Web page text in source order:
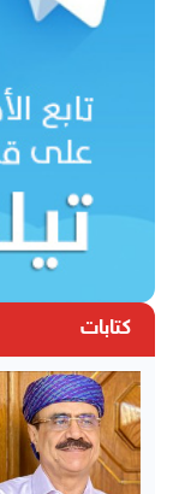
كتابات